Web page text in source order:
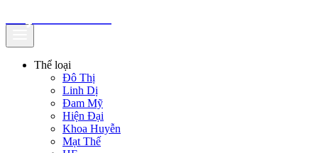
Thể loại
Đô Thị
Linh Dị
Đam Mỹ
Hiện Đại
Khoa Huyễn
Mạt Thế